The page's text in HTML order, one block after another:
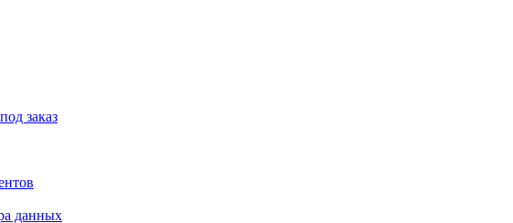
заказ
данных